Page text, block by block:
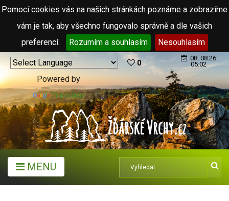
Pomocí cookies vás na našich stránkách poznáme a zobrazíme
vám je tak, aby všechno fungovalo správně a dle vašich
preferencí.
Rozumím a souhlasím Nesouhlasím
Powered by
Translate
0
08. 08.26
05:02
MENU